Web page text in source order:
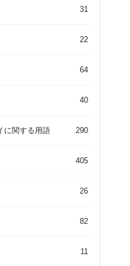
31
22
64
40
に関する用語 290
405
26
82
11